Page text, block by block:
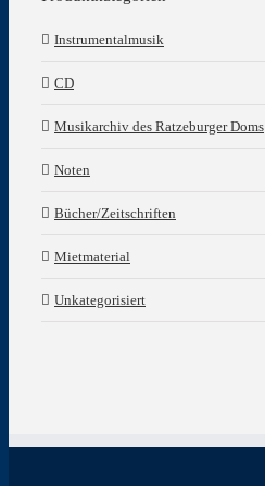
Instrumentalmusik
CD
Musikarchiv des Ratzeburger Doms
Noten
Bücher/Zeitschriften
Mietmaterial
Unkategorisiert